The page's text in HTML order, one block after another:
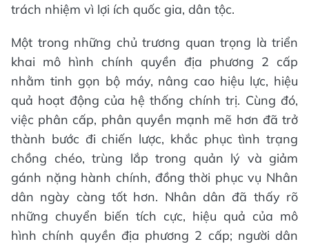
trách nhiệm vì lợi ích quốc gia, dân tộc.
Một trong những chủ trương quan trọng là triển
khai mô hình chính quyền địa phương 2 cấp
nhằm tinh gọn bộ máy, nâng cao hiệu lực, hiệu
quả hoạt động của hệ thống chính trị. Cùng đó,
việc phân cấp, phân quyền mạnh mẽ hơn đã trở
thành bước đi chiến lược, khắc phục tình trạng
chồng chéo, trùng lắp trong quản lý và giảm
gánh nặng hành chính, đồng thời phục vụ Nhân
dân ngày càng tốt hơn. Nhân dân đã thấy rõ
những chuyển biến tích cực, hiệu quả của mô
hình chính quyền địa phương 2 cấp; người dân